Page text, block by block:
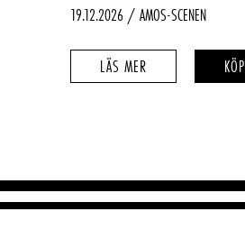
19.12.2026 AMOS-SCENEN
MEHRNOOSH
ZOLFAGHARI
LÄS MER